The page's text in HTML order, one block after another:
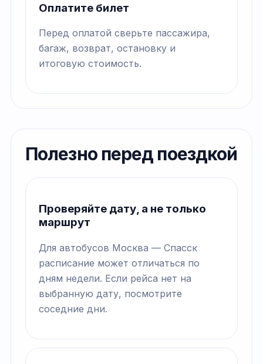
Оплатите билет
Перед оплатой сверьте пассажира,
багаж, возврат, остановку и
итоговую стоимость.
Полезно перед поездкой
Проверяйте дату, а не только
маршрут
Для автобусов Москва — Спасск
расписание может отличаться по
дням недели. Если рейса нет на
выбранную дату, посмотрите
соседние дни.